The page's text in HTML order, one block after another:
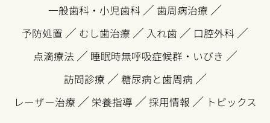
一般歯科・小児歯科 ／ 歯周病治療 ／
予防処置 ／ むし歯治療 ／ 入れ歯 ／ 口腔外科 ／
点滴療法 ／ 睡眠時無呼吸症候群・いびき ／
訪問診療 ／糖尿病と歯周病 ／
レーザー治療 ／ 栄養指導 ／採用情報 ／ トピックス